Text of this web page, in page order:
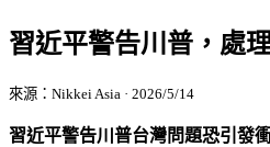
習近平警告川普，處
來源：Nikkei Asia · 2026/5/14
習近平警告川普台灣問題恐引發